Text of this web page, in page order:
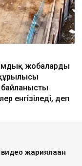
жобалардың
құрылысы
енгізіледі, деп
жариялаған